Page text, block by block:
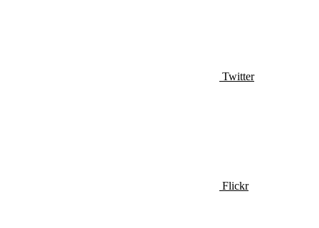
Twitter
Flickr